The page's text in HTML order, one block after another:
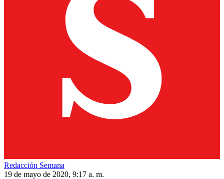
Redacción Semana
19 de mayo de 2020, 9:17 a. m.